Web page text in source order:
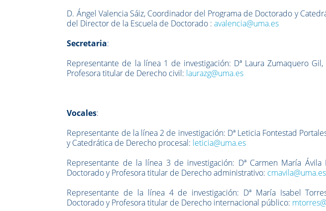
D. Ángel Valencia Sáiz, Coordinador del Programa de Doctorado y
del Director de la Escuela de Doctorado :avalencia@uma.es
Secretaria:
Representante de la línea 1 de investigación: Dª Laura Zumaquero
Profesora titular de Derecho civil: laurazg@uma.es
Vocales:
Representante de la línea 2 de investigación: Dª Leticia Fontestad
y Catedrática de Derecho procesal: leticia@uma.es
Representante de la línea 3 de investigación: Dª Carmen María
Doctorado y Profesora titular de Derecho administrativo: cmavila@uma.es
Representante de la línea 4 de investigación: Dª María Isabel
Doctorado y Profesora titular de Derecho internacional público: